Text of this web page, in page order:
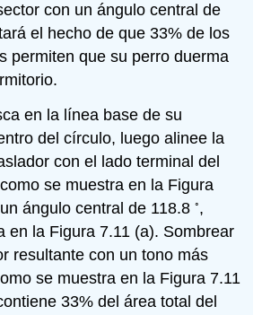
con un ángulo central de
el hecho de que 33% de los
permiten que su perro duerma
en la línea base de su
del círculo, luego alinee la
con el lado terminal del
se muestra en la Figura
ángulo central de 118.8◦,
en la Figura 7.11 (a). Sombrear
resultante con un tono más
se muestra en la Figura 7.11
33% del área total del